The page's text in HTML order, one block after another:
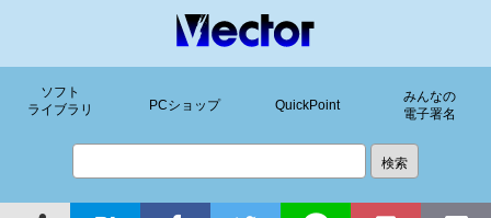
ソフト
ライブラリ
PCショップ QuickPoint
みんなの
電子署名